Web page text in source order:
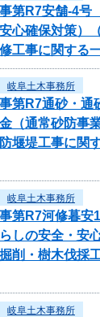
事第R7安舗-4
心確保対策）
工事に関する
岐阜土木事務所
事第R7通砂・
通常砂防事業
堰堤工事に関
岐阜土木事務所
事第R7河修暮
しの安全・安
削・樹木伐採
岐阜土木事務所